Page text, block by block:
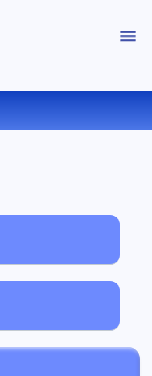
看器